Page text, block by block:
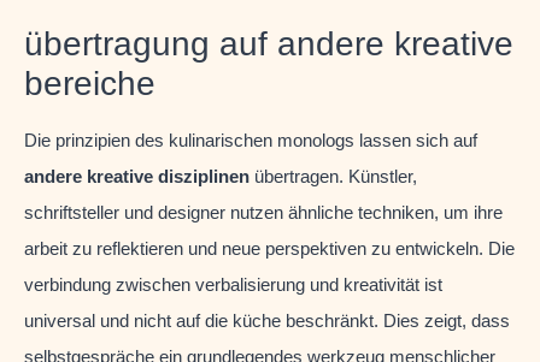
übertragung auf andere kreative
bereiche
Die prinzipien des kulinarischen monologs lassen sich auf
andere kreative disziplinen übertragen. Künstler,
schriftsteller und designer nutzen ähnliche techniken, um ihre
arbeit zu reflektieren und neue perspektiven zu entwickeln. Die
verbindung zwischen verbalisierung und kreativität ist
universal und nicht auf die küche beschränkt. Dies zeigt, dass
selbstgespräche ein grundlegendes werkzeug menschlicher